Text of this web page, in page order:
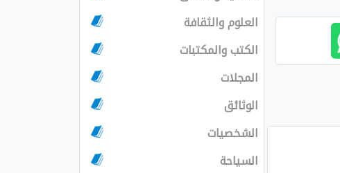
العلوم والثقافة
الكتب والمكتبات
المجلات
الوثائق
الشخصيات
السياحة